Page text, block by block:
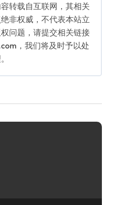
转载自互联网，其相关
非权威，不代表本站立
问题，请提交相关链接
，我们将及时予以处